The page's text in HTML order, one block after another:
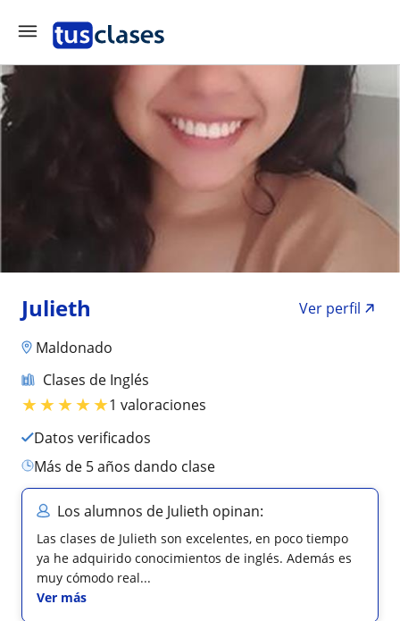
Julieth
Ver perfil
Maldonado
Clases de Inglés
★★★★★1 valoraciones
Datos verificados
más de 5 años dando clase
Los alumnos de Julieth opinan:
Las clases de Julieth son excelentes, en poco tiempo
ya he adquirido conocimientos de inglés. Además es
muy cómodo real...
Ver más